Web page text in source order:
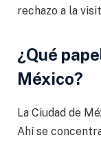
rechazo a la
¿Qué
México?
La Ciudad de
Ahí se